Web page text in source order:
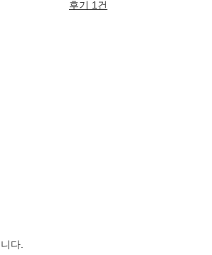
후기 1건
다.